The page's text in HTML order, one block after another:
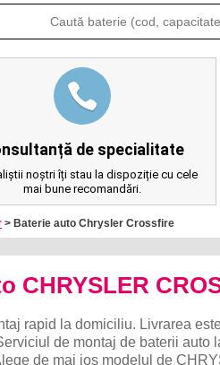
de specialitate
noștri îți stau la dispoziție cu cele
mai bune recomandări.
> Baterie auto Chrysler Crossfire
CHRYSLER
rapid la domiciliu. Livrarea
de montaj de baterii
de mai jos modelul de